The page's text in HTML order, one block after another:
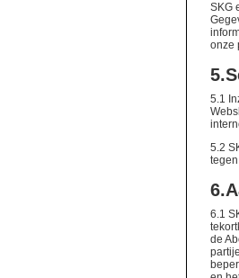
SKG
onze
5.
5.1
5.2
6.
6.1
de